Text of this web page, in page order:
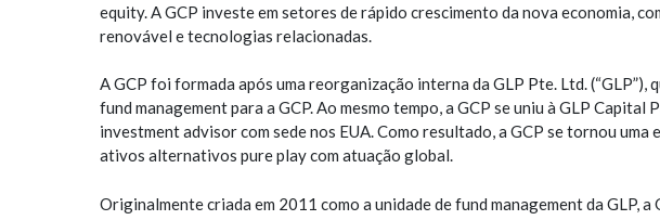
equity. A GCP investe em setores de rápido crescimento da nova economia,
renovável e tecnologias relacionadas.
A GCP foi formada após uma reorganização interna da GLP Pte. Ltd.
fund management para a GCP. Ao mesmo tempo, a GCP se uniu à GLP Capital
investment advisor com sede nos EUA. Como resultado, a GCP se tornou uma
ativos alternativos pure play com atuação global.
Originalmente criada em 2011 como a unidade de fund management da GLP, a